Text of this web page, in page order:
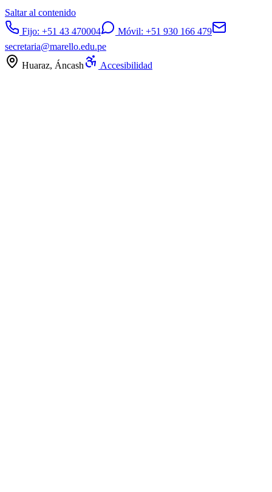
Saltar al contenido
Fijo: +51 43 470004 Móvil: +51 930 166 479
secretaria@marello.edu.pe
Huaraz, Áncash
Accesibilidad